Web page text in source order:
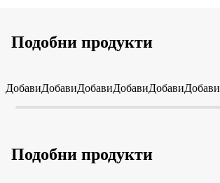
Подобни продукти
ДобавиДобавиДобавиДобавиДобавиДобави
Подобни продукти